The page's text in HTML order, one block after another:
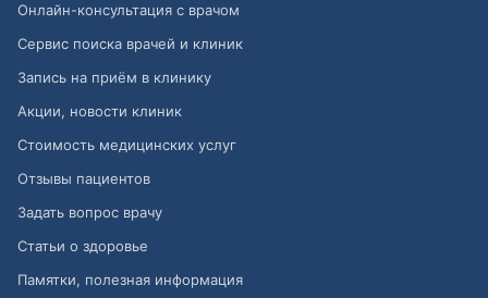
Онлайн-консультация с врачом
Сервис поиска врачей и клиник
Запись на приём в клинику
Акции, новости клиник
Стоимость медицинских услуг
Отзывы пациентов
Задать вопрос врачу
Статьи о здоровье
Памятки, полезная информация